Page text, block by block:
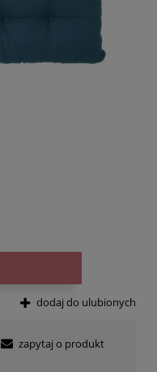
dodaj do ulubionych
zapytaj o produkt